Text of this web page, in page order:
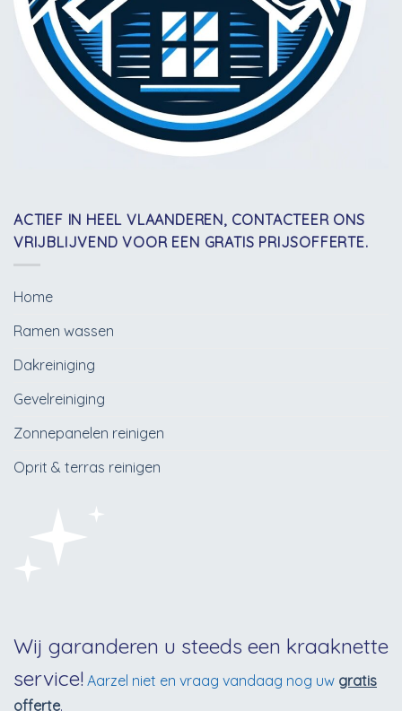
ACTIEF IN HEEL VLAANDEREN, CONTACTEER ONS
VRIJBLIJVEND VOOR EEN GRATIS PRIJSOFFERTE.
Home
Ramen wassen
Dakreiniging
Gevelreiniging
Zonnepanelen reinigen
Oprit & terras reinigen
Wij garanderen u steeds een kraaknette
service! Aarzel niet en vraag vandaag nog uw gratis
offerte.